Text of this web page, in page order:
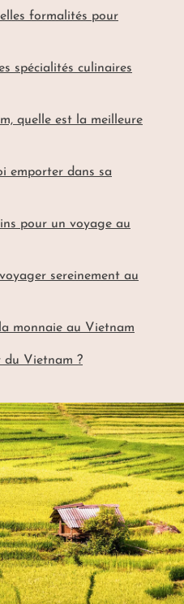
formalités pour
spécialités culinaires
quelle est la meilleure
emporter dans sa
pour un voyage au
sereinement au
monnaie au Vietnam
du Vietnam ?